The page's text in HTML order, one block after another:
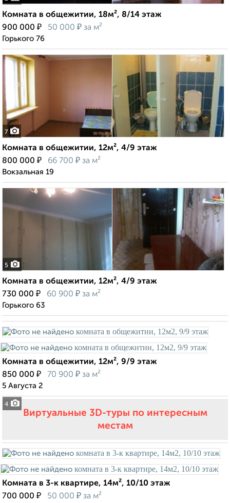
Комната в общежитии, 18м², 8/14 этаж
900 000 ₽ 50 000 ₽ за м²
Горького 76
7
Комната в общежитии, 12м², 4/9 этаж
800 000 ₽ 66 700 ₽ за м²
Вокзальная 19
5
Комната в общежитии, 12м², 4/9 этаж
730 000 ₽ 60 900 ₽ за м²
Горького 63
4
Комната в общежитии, 12м², 9/9 этаж
850 000 ₽ 70 900 ₽ за м²
5 Августа 2
Виртуальные 3D-туры по интересным
местам
Комната в 3-к квартире, 14м², 10/10 этаж
700 000 ₽ 50 000 ₽ за м²